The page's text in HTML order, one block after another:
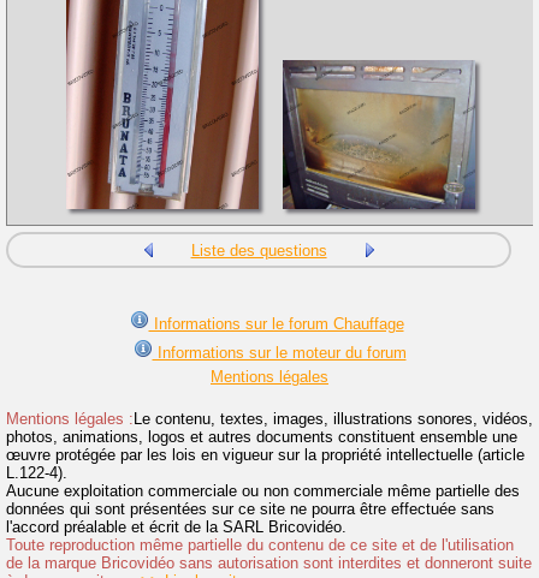
Liste des questions
Informations sur le forum Chauffage
Informations sur le moteur du forum
Mentions légales
Mentions légales :Le contenu, textes, images, illustrations sonores, vidéos,
photos, animations, logos et autres documents constituent ensemble une
œuvre protégée par les lois en vigueur sur la propriété intellectuelle (article
L.122-4).
Aucune exploitation commerciale ou non commerciale même partielle des
données qui sont présentées sur ce site ne pourra être effectuée sans
l'accord préalable et écrit de la SARL Bricovidéo.
Toute reproduction même partielle du contenu de ce site et de l'utilisation
de la marque Bricovidéo sans autorisation sont interdites et donneront suite